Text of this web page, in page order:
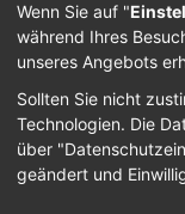
Wenn Sie auf "
während Ihres
unseres Angebots
Sollten Sie nicht
Technologien. Die
über
geändert und